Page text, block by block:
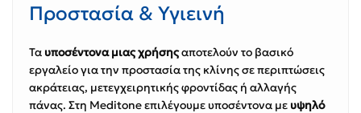
Προστασία & Υγιεινή
Τα υποσέντονα μιας χρήσηςαποτελούν το βασικό
εργαλείο για την προστασία της κλίνης σε περιπτώσεις
ακράτειας, μετεγχειρητικής φροντίδας ή αλλαγής
πάνας. Στη Meditone επιλέγουμε υποσέντονα με υψηλό